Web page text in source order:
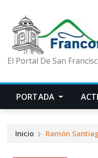
El Portal De San
PORTADA
Inicio Ramón